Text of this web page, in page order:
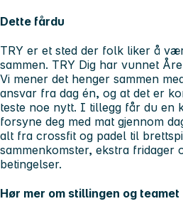
Dette fårdu
TRY er et sted der folk liker å
sammen. TRY Dig har vunnet
Vi mener det henger sammen
ansvar fra dag én, og at det er
teste noe nytt. I tillegg får du en
forsyne deg med mat gjennom
alt fra crossfit og padel til
sammenkomster, ekstra fridager
betingelser.
Hør mer om stillingen og teamet